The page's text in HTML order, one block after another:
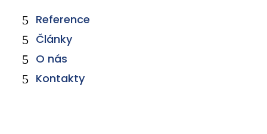
Reference
Články
O nás
Kontakty